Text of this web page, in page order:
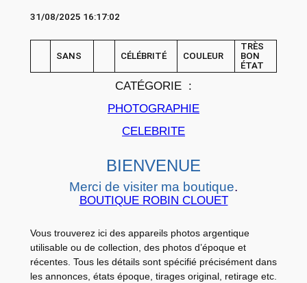
m
a
L
e
s
31/08/2025 16:17:02
SANS CÉLÉBRITÉ COULEUR
TRÈS
BON
ÉTAT
CATÉGORIE :
PHOTOGRAPHIE
CELEBRITE
BIENVENUE
Merci de visiter ma boutique.
BOUTIQUE ROBIN CLOUET
Vous trouverez ici des appareils photos argentique
utilisable ou de collection, des photos d’époque et
récentes. Tous les détails sont spécifié précisément dans
les annonces, états époque, tirages original, retirage etc.